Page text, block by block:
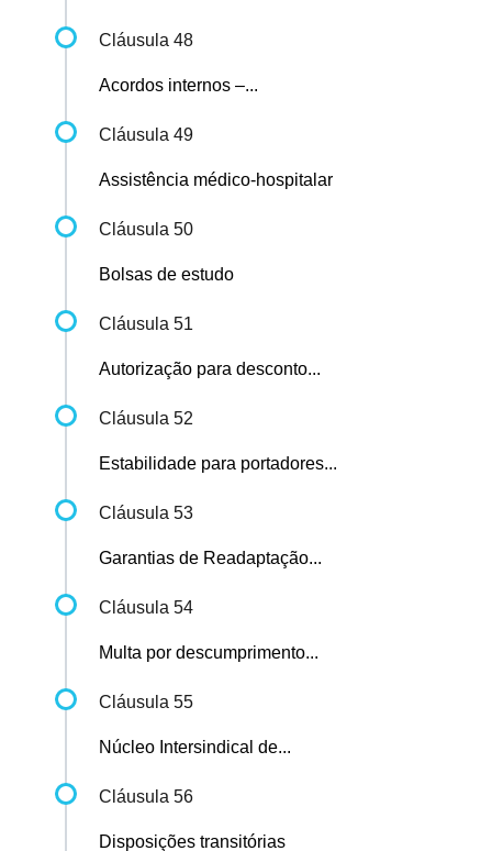
Cláusula 48
Acordos internos –...
Cláusula 49
Assistência médico-hospitalar
Cláusula 50
Bolsas de estudo
Cláusula 51
Autorização para desconto...
Cláusula 52
Estabilidade para portadores...
Cláusula 53
Garantias de Readaptação...
Cláusula 54
Multa por descumprimento...
Cláusula 55
Núcleo Intersindical de...
Cláusula 56
Disposições transitórias